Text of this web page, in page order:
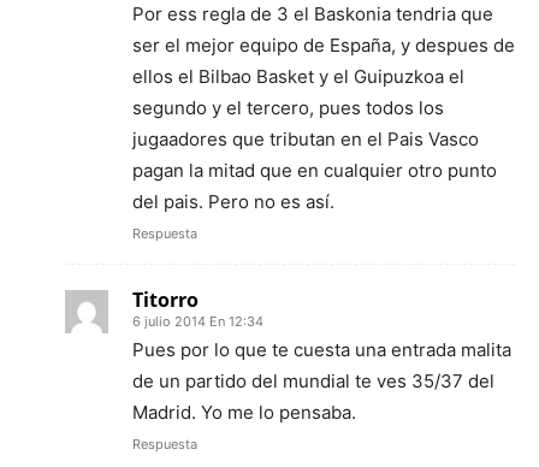
Por ess regla de 3 el Baskonia tendria que
ser el mejor equipo de España, y despues de
ellos el Bilbao Basket y el Guipuzkoa el
segundo y el tercero, pues todos los
jugaadores que tributan en el Pais Vasco
pagan la mitad que en cualquier otro punto
del pais. Pero no es así.
Respuesta
Titorro
6 julio 2014 En 12:34
Pues por lo que te cuesta una entrada malita
de un partido del mundial te ves 35/37 del
Madrid. Yo me lo pensaba.
Respuesta